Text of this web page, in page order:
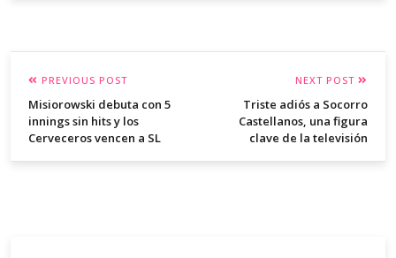
PREVIOUS POST
Misiorowski debuta con 5
innings sin hits y los
Cerveceros vencen a SL
NEXT POST
Triste adiós a Socorro
Castellanos, una figura
clave de la televisión